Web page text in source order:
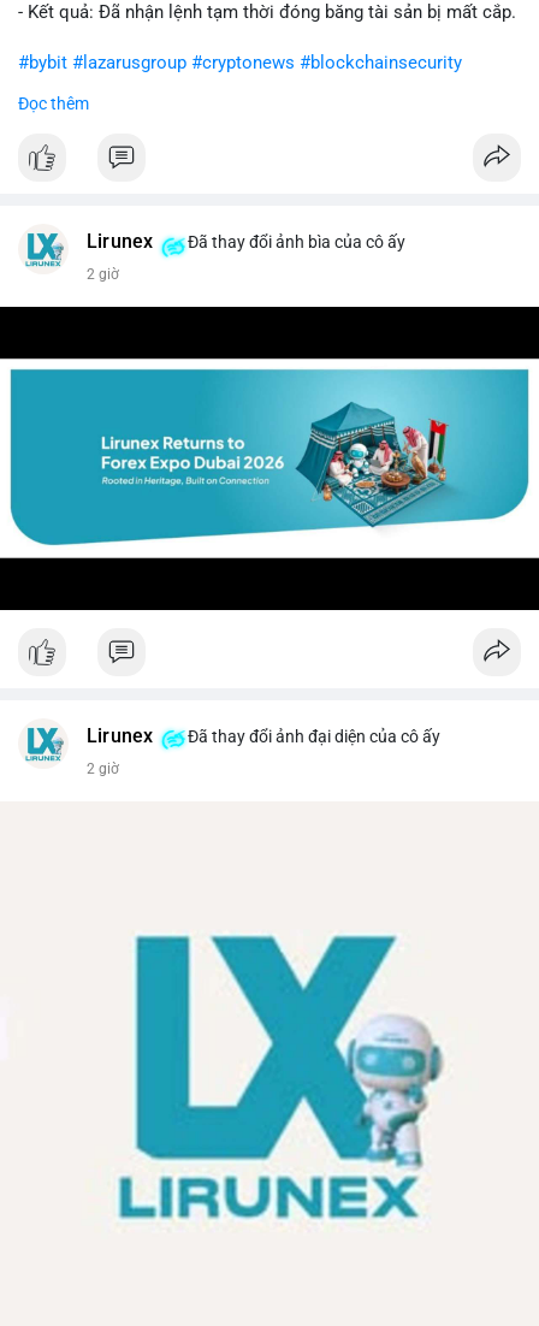
- Kết quả: Đã nhận lệnh tạm thời đóng băng tài sản bị mất cắp.
#bybit #lazarusgroup #cryptonews #blockchainsecurity
$btc $eth
#vlikevn #titanbot
Đọc thêm
Lirunex Đã thay đổi ảnh bìa của cô ấy
2 giờ
Lirunex Đã thay đổi ảnh đại diện của cô ấy
2 giờ